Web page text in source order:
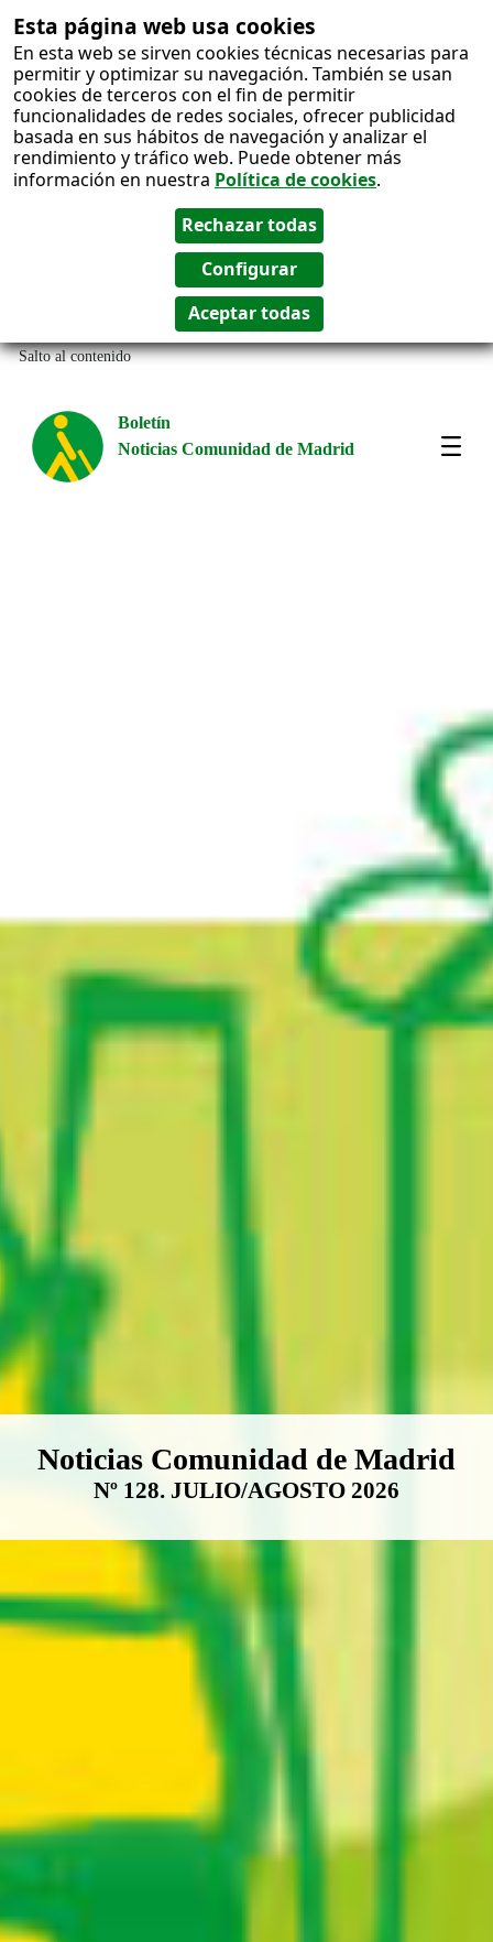
Esta página web usa cookies
En esta web se sirven cookies técnicas necesarias para
permitir y optimizar su navegación. También se usan
cookies de terceros con el fin de permitir
funcionalidades de redes sociales, ofrecer publicidad
basada en sus hábitos de navegación y analizar el
rendimiento y tráfico web. Puede obtener más
información en nuestra Política de cookies.
Salto al contenido
Boletín
Noticias Comunidad de Madrid
Boletín Noticias Comunidad de
Noticias Comunidad de Madrid
Nº 128. JULIO/AGOSTO 2026